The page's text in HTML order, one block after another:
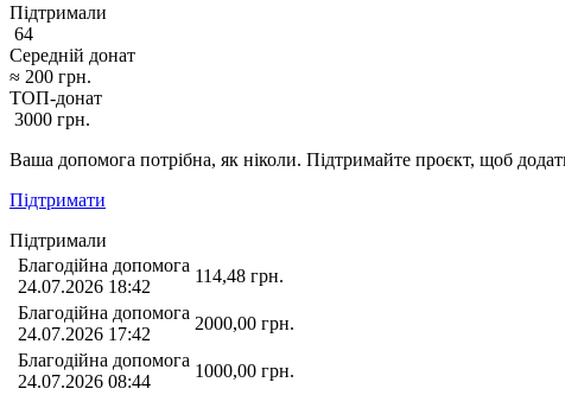
Підтримали
64
Середній донат
≈ 200 грн.
ТОП-донат
3000 грн.
Ваша допомога потрібна, як ніколи. Підтримайте проєкт, щоб
Підтримати
Підтримали
Благодійна допомога
24.07.2026 18:42
114,48 грн.
Благодійна допомога
24.07.2026 17:42
2000,00 грн.
Благодійна допомога
24.07.2026 08:44
1000,00 грн.